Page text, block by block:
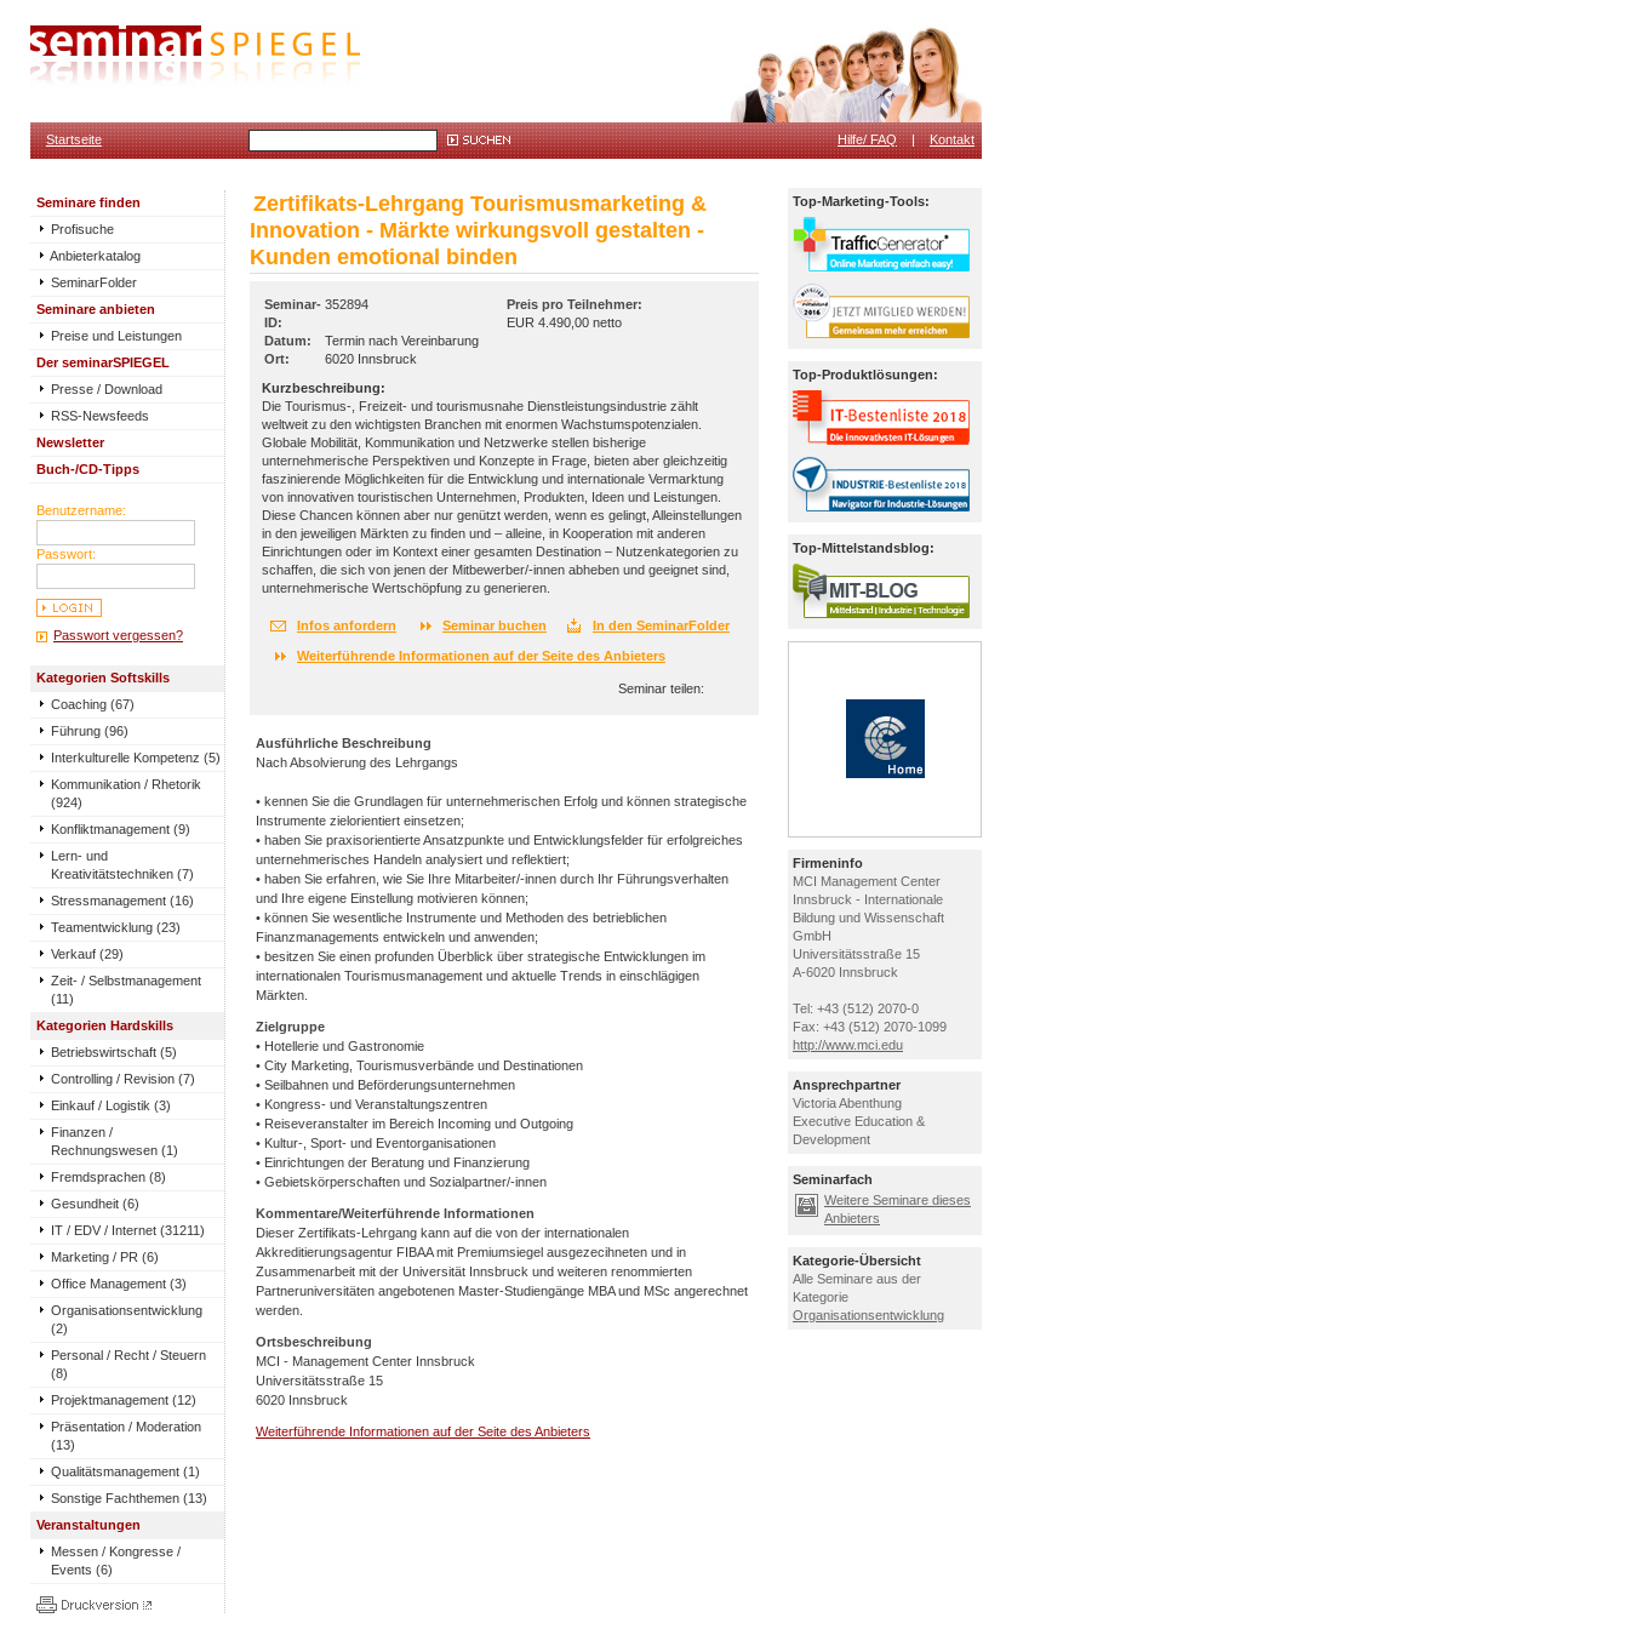
Startseite Hilfe/ FAQ | Kontakt
Seminare finden
Profisuche
Anbieterkatalog
SeminarFolder
Seminare anbieten
Preise und Leistungen
Der seminarSPIEGEL
Presse / Download
RSS-Newsfeeds
Newsletter
Buch-/CD-Tipps
Benutzername:
Passwort:
Passwort vergessen?
Kategorien Softskills
Coaching (67)
Führung (96)
Interkulturelle Kompetenz (5)
Kommunikation / Rhetorik
(924)
Konfliktmanagement (9)
Lern- und
Kreativitätstechniken (7)
Stressmanagement (16)
Teamentwicklung (23)
Verkauf (29)
Zeit- / Selbstmanagement
(11)
Kategorien Hardskills
Betriebswirtschaft (5)
Controlling / Revision (7)
Einkauf / Logistik (3)
Finanzen /
Rechnungswesen (1)
Fremdsprachen (8)
Gesundheit (6)
IT / EDV / Internet (31211)
Marketing / PR (6)
Office Management (3)
Organisationsentwicklung
(2)
Personal / Recht / Steuern
(8)
Projektmanagement (12)
Präsentation / Moderation
(13)
Qualitätsmanagement (1)
Sonstige Fachthemen (13)
Veranstaltungen
Messen / Kongresse /
Events (6)
Zertifikats-Lehrgang Tourismusmarketing &
Innovation - Märkte wirkungsvoll gestalten -
Kunden emotional binden
Seminar-
ID:
352894
Datum:
Termin nach Vereinbarung
Ort:
6020 Innsbruck
Preis pro Teilnehmer:
EUR 4.490,00 netto
Kurzbeschreibung:
Die Tourismus-, Freizeit- und tourismusnahe Dienstleistungsindustrie zählt
weltweit zu den wichtigsten Branchen mit enormen Wachstumspotenzialen.
Globale Mobilität, Kommunikation und Netzwerke stellen bisherige
unternehmerische Perspektiven und Konzepte in Frage, bieten aber gleichzeitig
faszinierende Möglichkeiten für die Entwicklung und internationale Vermarktung
von innovativen touristischen Unternehmen, Produkten, Ideen und Leistungen.
Diese Chancen können aber nur genützt werden, wenn es gelingt, Alleinstellungen
in den jeweiligen Märkten zu finden und – alleine, in Kooperation mit anderen
Einrichtungen oder im Kontext einer gesamten Destination – Nutzenkategorien zu
schaffen, die sich von jenen der Mitbewerber/-innen abheben und geeignet sind,
unternehmerische Wertschöpfung zu generieren.
Infos anfordern Seminar buchen In den SeminarFolder
Weiterführende Informationen auf der Seite des Anbieters
Seminar teilen:
Ausführliche Beschreibung
Nach Absolvierung des Lehrgangs
• kennen Sie die Grundlagen für unternehmerischen Erfolg und können strategische
Instrumente zielorientiert einsetzen;
• haben Sie praxisorientierte Ansatzpunkte und Entwicklungsfelder für erfolgreiches
unternehmerisches Handeln analysiert und reflektiert;
• haben Sie erfahren, wie Sie Ihre Mitarbeiter/-innen durch Ihr Führungsverhalten
und Ihre eigene Einstellung motivieren können;
• können Sie wesentliche Instrumente und Methoden des betrieblichen
Finanzmanagements entwickeln und anwenden;
• besitzen Sie einen profunden Überblick über strategische Entwicklungen im
internationalen Tourismusmanagement und aktuelle Trends in einschlägigen
Märkten.
Zielgruppe
• Hotellerie und Gastronomie
• City Marketing, Tourismusverbände und Destinationen
• Seilbahnen und Beförderungsunternehmen
• Kongress- und Veranstaltungszentren
• Reiseveranstalter im Bereich Incoming und Outgoing
• Kultur-, Sport- und Eventorganisationen
• Einrichtungen der Beratung und Finanzierung
• Gebietskörperschaften und Sozialpartner/-innen
Kommentare/Weiterführende Informationen
Dieser Zertifikats-Lehrgang kann auf die von der internationalen
Akkreditierungsagentur FIBAA mit Premiumsiegel ausgezecihneten und in
Zusammenarbeit mit der Universität Innsbruck und weiteren renommierten
Partneruniversitäten angebotenen Master-Studiengänge MBA und MSc angerechnet
werden.
Ortsbeschreibung
MCI - Management Center Innsbruck
Universitätsstraße 15
6020 Innsbruck
Weiterführende Informationen auf der Seite des Anbieters
Top-Marketing-Tools:
Top-Produktlösungen:
Top-Mittelstandsblog:
Firmeninfo
MCI Management Center
Innsbruck - Internationale
Bildung und Wissenschaft
GmbH
Universitätsstraße 15
A-6020 Innsbruck
Tel: +43 (512) 2070-0
Fax: +43 (512) 2070-1099
http://www.mci.edu
Ansprechpartner
Victoria Abenthung
Executive Education &
Development
Seminarfach
Weitere Seminare dieses
Anbieters
Kategorie-Übersicht
Alle Seminare aus der
Kategorie
Organisationsentwicklung